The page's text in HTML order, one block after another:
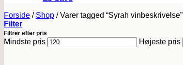
Forside / Shop /Varer tagged “Syrah vinbeskrivelse”
Filter
Filtrer efter pris
Mindste pris Højeste pris